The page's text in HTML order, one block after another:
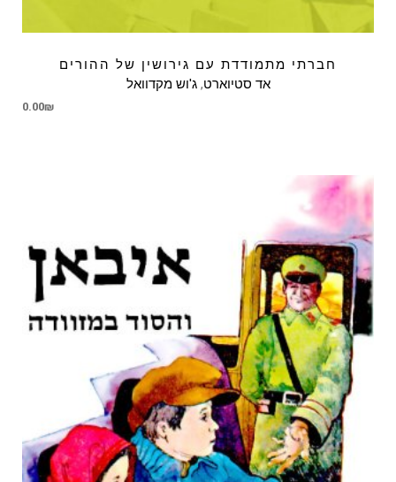
חברתי מתמודדת עם גירושין של ההורים
אד סטיוארט,ג'וש מקדוואל
0.00₪